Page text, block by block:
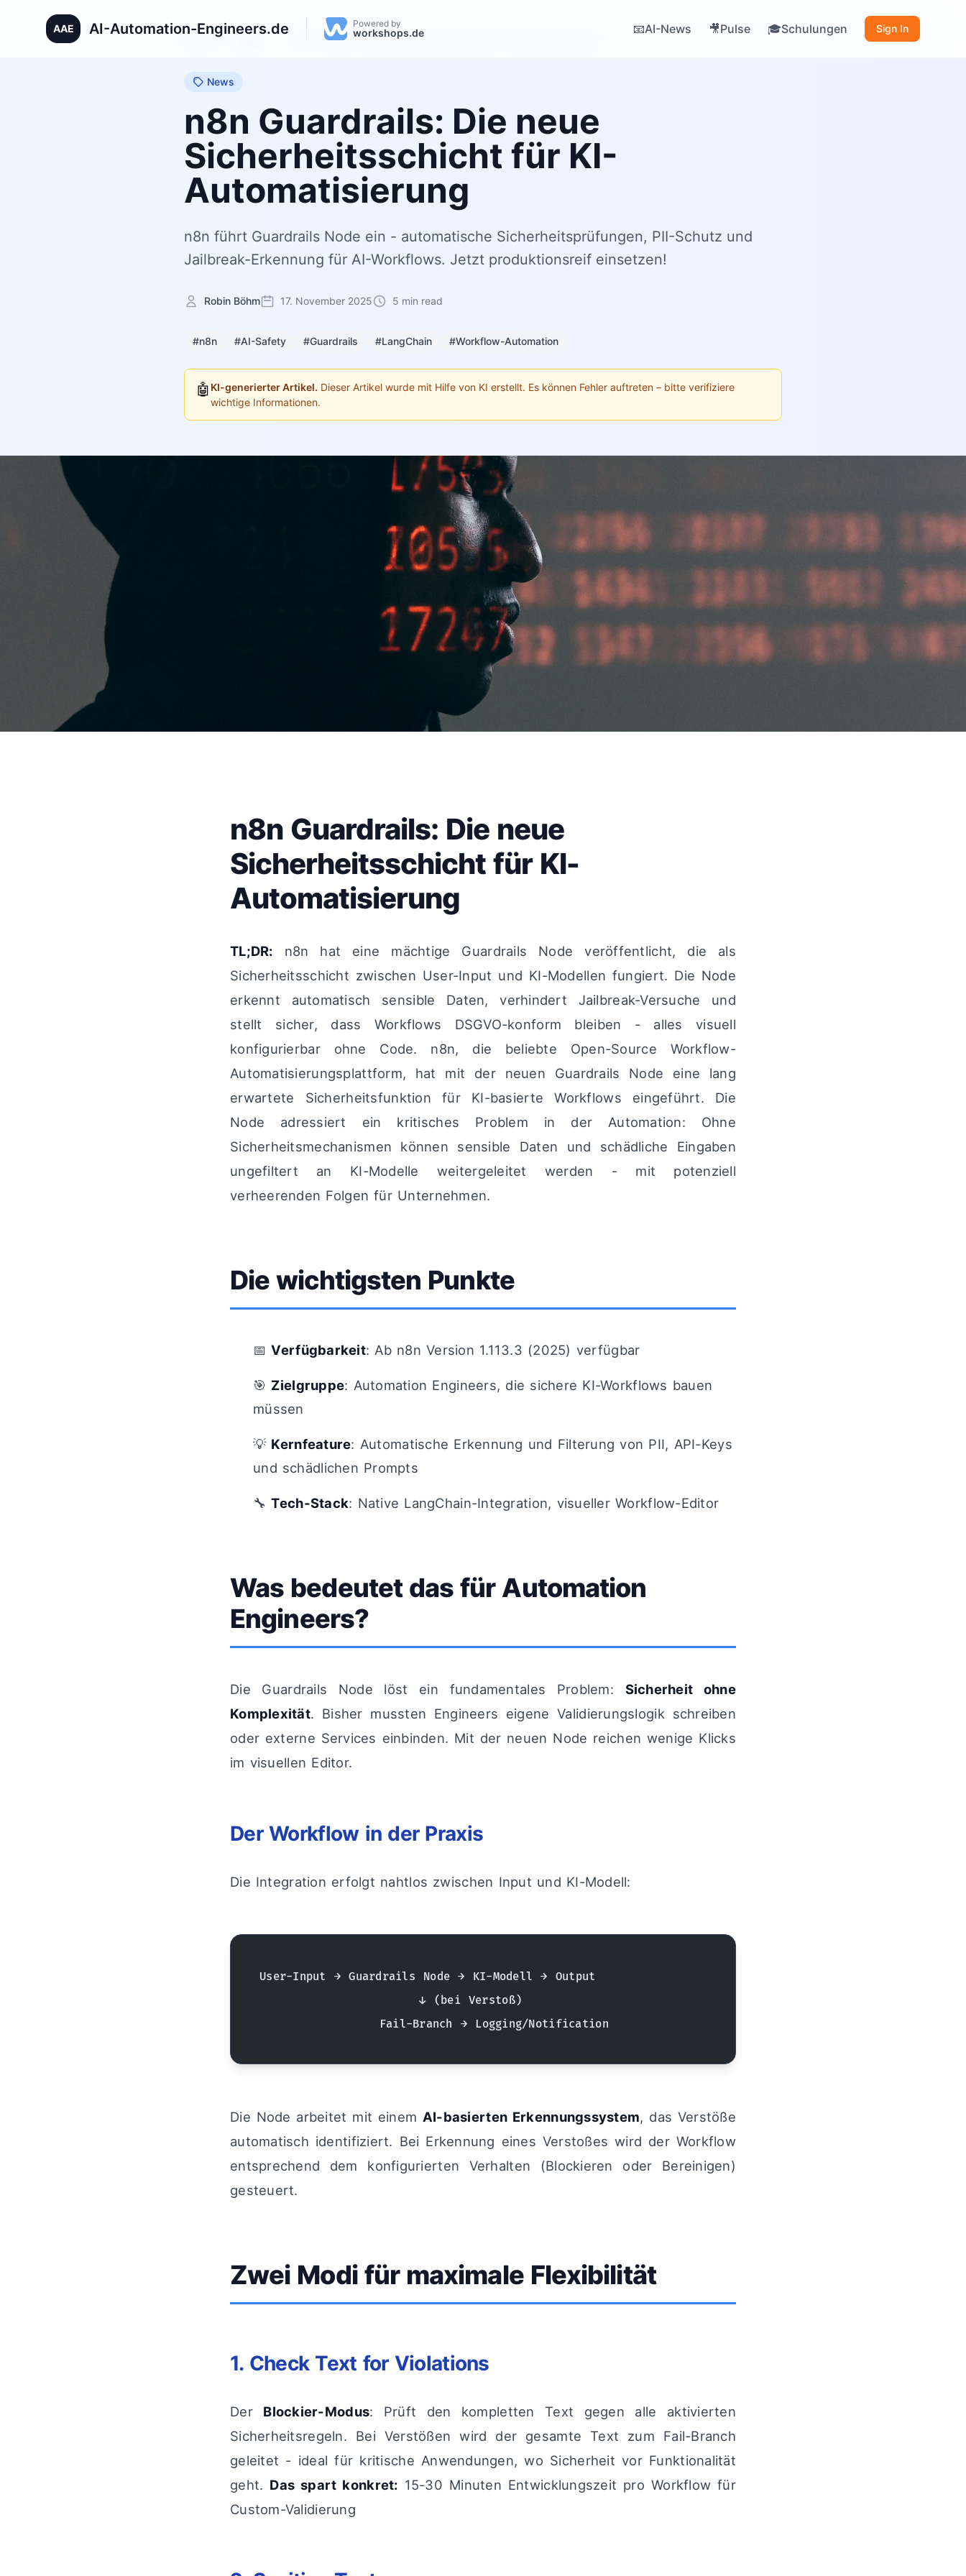
AAE AI-Automation-Engineers.de Powered by
workshops.de 📧AI-News 🎥Pulse 🎓Schulungen
Sign In
n8n Guardrails: Die neue Sicherheitsschicht für KI-Automatisierung
News
n8n Guardrails: Die neue
Sicherheitsschicht für KI-
Automatisierung
n8n führt Guardrails Node ein - automatische Sicherheitsprüfungen, PII-Schutz und
Jailbreak-Erkennung für AI-Workflows. Jetzt produktionsreif einsetzen!
Robin Böhm 17. November 2025 5 min read
#n8n #AI-Safety #Guardrails #LangChain #Workflow-Automation
🤖 KI-generierter Artikel. Dieser Artikel wurde mit Hilfe von KI erstellt. Es können Fehler auftreten – bitte verifiziere
wichtige Informationen.
n8n Guardrails: Die neue
Sicherheitsschicht für KI-
Automatisierung
TL;DR: n8n hat eine mächtige Guardrails Node veröffentlicht, die als
Sicherheitsschicht zwischen User-Input und KI-Modellen fungiert. Die Node
erkennt automatisch sensible Daten, verhindert Jailbreak-Versuche und
stellt sicher, dass Workflows DSGVO-konform bleiben - alles visuell
konfigurierbar ohne Code. n8n, die beliebte Open-Source Workflow-
Automatisierungsplattform, hat mit der neuen Guardrails Node eine lang
erwartete Sicherheitsfunktion für KI-basierte Workflows eingeführt. Die
Node adressiert ein kritisches Problem in der Automation: Ohne
Sicherheitsmechanismen können sensible Daten und schädliche Eingaben
ungefiltert an KI-Modelle weitergeleitet werden - mit potenziell
verheerenden Folgen für Unternehmen.
Die wichtigsten Punkte
📅Verfügbarkeit: Ab n8n Version 1.113.3 (2025) verfügbar
🎯 Zielgruppe: Automation Engineers, die sichere KI-Workflows bauen
müssen
💡 Kernfeature: Automatische Erkennung und Filterung von PII, API-Keys
und schädlichen Prompts
🔧Tech-Stack: Native LangChain-Integration, visueller Workflow-Editor
Was bedeutet das für Automation
Engineers?
Die Guardrails Node löst ein fundamentales Problem: Sicherheit ohne
Komplexität. Bisher mussten Engineers eigene Validierungslogik schreiben
oder externe Services einbinden. Mit der neuen Node reichen wenige Klicks
im visuellen Editor.
Der Workflow in der Praxis
Die Integration erfolgt nahtlos zwischen Input und KI-Modell:
User-Input → Guardrails Node → KI-Modell → Output
                    ↓ (bei Verstoß)
               Fail-Branch → Logging/Notification
Die Node arbeitet mit einem AI-basierten Erkennungssystem, das Verstöße
automatisch identifiziert. Bei Erkennung eines Verstoßes wird der Workflow
entsprechend dem konfigurierten Verhalten (Blockieren oder Bereinigen)
gesteuert.
Zwei Modi für maximale Flexibilität
1. Check Text for Violations
Der Blockier-Modus: Prüft den kompletten Text gegen alle aktivierten
Sicherheitsregeln. Bei Verstößen wird der gesamte Text zum Fail-Branch
geleitet - ideal für kritische Anwendungen, wo Sicherheit vor Funktionalität
geht. Das spart konkret: 15-30 Minuten Entwicklungszeit pro Workflow für
Custom-Validierung